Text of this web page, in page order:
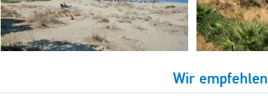
Wir